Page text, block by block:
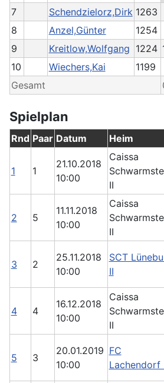
7 Schendzielorz,Dirk 1263
8
Anzel,Günter
1254
9
Kreitlow,Wolfgang 1224
10
Wiechers,Kai
1199
Gesamt
Spielplan
Rnd Paar Datum Heim
1 1
21.10.2018
10:00
Caissa
II
2 5
11.11.2018
10:00
Caissa
II
3 2
25.11.2018
10:00
SCT
II
4 4
16.12.2018
10:00
Caissa
II
5 3
20.01.2019
10:00
FC
Lachendorf